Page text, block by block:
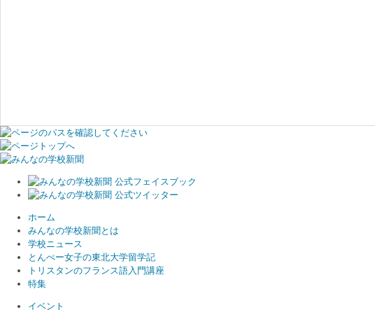
ホーム
みんなの学校新聞とは
学校ニュース
とんぺー女子の東北大学留学記
トリスタンのフランス語入門講座
特集
イベント